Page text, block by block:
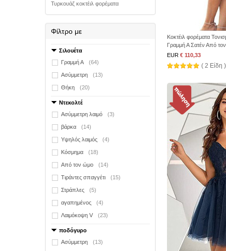
Τυρκουάζ κοκτέιλ φορέματα
Φίλτρο με
Σιλουέτα
Γραμμή Α
(64)
Ασύμμετρη (13)
Θήκη (20)
Ντεκολτέ
Ασύμμετρη λαιμό
(3)
βάρκα (14)
Υψηλός λαιμός (4)
Κόσμημα (18)
Από τον ώμο (14)
Τιράντες σπαγγέτι (15)
Στράπλες (5)
αγαπημένος (4)
Λαιμόκοψη V (23)
ποδόγυρο
Ασύμμετρη
(13)
Κοκτέιλ φορέματα
Γραμμή Α Σατέν Από
EUR € 110,33
( 2 Είδη )